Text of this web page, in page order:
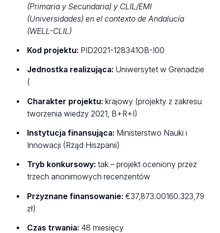
(Primaria y Secundaria) y CLIL/EMI
(Universidades) en el contexto de Andalucía
(WELL-CLIL)
Kod projektu: PID2021-128341OB-I00
Jednostka realizująca: Uniwersytet w Grenadzie
(
Charakter projektu: krajowy (projekty z zakresu
tworzenia wiedzy 2021, B+R+I)
Instytucja finansująca: Ministerstwo Nauki i
Innowacji (Rząd Hiszpanii)
Tryb konkursowy:tak – projekt oceniony przez
trzech anonimowych recenzentów
Przyznane finansowanie:€37,873.00160.323,79
zł)
Czas trwania: 48 miesięcy